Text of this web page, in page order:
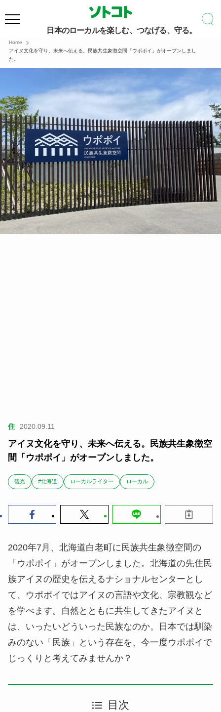
日本のローカルを楽しむ、つなげる、守る。
Home
アイヌ文化を守り、未来へ伝える。民族共生象徴空間「ウポポイ」がオープンしまし
た。
住 2020.09.11
アイヌ文化を守り、未来へ伝える。民族共生象徴空
間「ウポポイ」がオープンしました。
観光 #北海道 ローカルライター ローカル
2020年7月、北海道白老町に民族共生象徴空間の
「ウポポイ」がオープンしました。北海道の先住民
族アイヌの歴史を伝えるナショナルセンターとし
て、ウポポイではアイヌの言語や文化、宗教観など
を学べます。自然とともに共生してきたアイヌと
は、いったいどういった民族なのか。日本では馴染
みのない「民族」という存在を、今一度ウポポイで
じっくりと考えてみませんか？
目次